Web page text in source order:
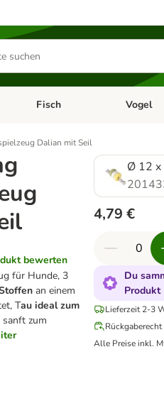
Hundefutter & Zubehör
Kategorie-Menü öffnen: Kleintier
Fisch Vogel
Dalian mit Seil
bewerten
für Hunde, 3
an einem
Tau ideal zum
sanft zum
Ø 12 x
4,79 €
Du
Produkt
Lieferzeit 2-3
Rückgaberecht
Alle Preise inkl.